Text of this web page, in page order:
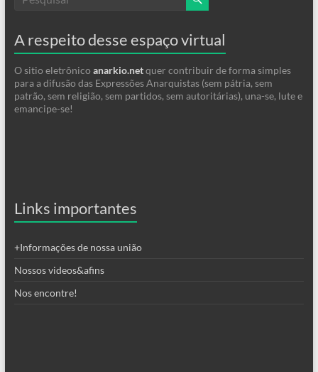
A respeito desse espaço virtual
O sitio eletrônico anarkio.netquer contribuir de forma simples
para a difusão das Expressões Anarquistas (sem pátria, sem
patrão, sem religião, sem partidos, sem autoritárias), una-se, lute e
emancipe-se!
Links importantes
+Informações de nossa união
Nossos videos&afins
Nos encontre!